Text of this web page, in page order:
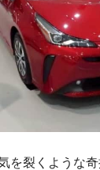
を裂くような